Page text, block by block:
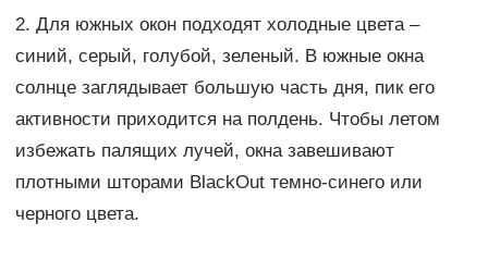
2. Для южных окон подходят холодные цвета –
синий, серый, голубой, зеленый. В южные окна
солнце заглядывает большую часть дня, пик его
активности приходится на полдень. Чтобы летом
избежать палящих лучей, окна завешивают
плотными шторами BlackOut темно-синего или
черного цвета.